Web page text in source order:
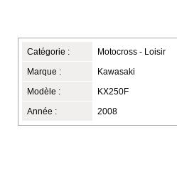
Catégorie : Motocross - Loisir
Marque : Kawasaki
Modèle : KX250F
Année : 2008